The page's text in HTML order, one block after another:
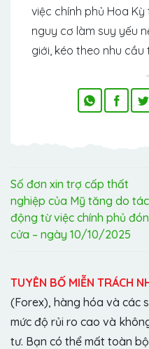
việc chính phủ Hoa
nguy cơ làm suy yếu
giới, kéo theo nhu cầu
Số đơn xin trợ cấp thất
nghiệp của Mỹ tăng do tác
động từ việc chính phủ
cửa – ngày 10/10/2025
TUYÊN BỐ MIỄN TRÁCH
(Forex), hàng hóa và các
mức độ rủi ro cao và
tư. Bạn có thể mất toàn